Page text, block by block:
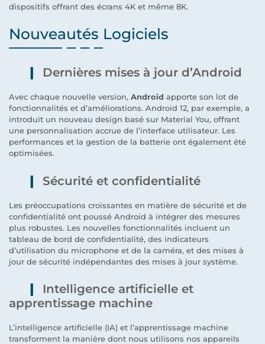
dispositifs offrant des écrans 4K et même 8K.
Nouveautés Logiciels
Dernières mises à jour d’Android
Avec chaque nouvelle version, Android apporte son lot de
fonctionnalités et d’améliorations. Android 12, par exemple, a
introduit un nouveau design basé sur Material You, offrant
une personnalisation accrue de l’interface utilisateur. Les
performances et la gestion de la batterie ont également été
optimisées.
Sécurité et confidentialité
Les préoccupations croissantes en matière de sécurité et de
confidentialité ont poussé Android à intégrer des mesures
plus robustes. Les nouvelles fonctionnalités incluent un
tableau de bord de confidentialité, des indicateurs
d’utilisation du microphone et de la caméra, et des mises à
jour de sécurité indépendantes des mises à jour système.
Intelligence artificielle et
apprentissage machine
L’intelligence artificielle (IA) et l’apprentissage machine
transforment la manière dont nous utilisons nos appareils